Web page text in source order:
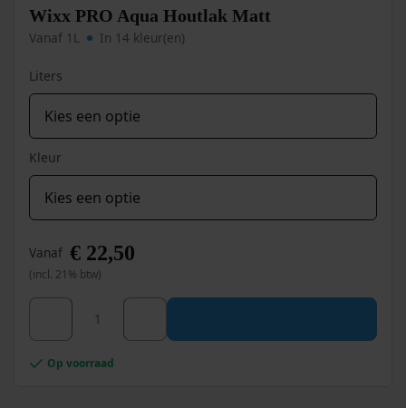
worden
de
Wixx PRO Aqua Houtlak Matt
Vanaf 1L In 14 kleur(en)
Liters
Kleur
Vanaf € 22,50
(incl. 21% btw)
Wixx PRO Aqua Houtlak Matt aantal
Dit
heeft
meerdere
Op voorraad